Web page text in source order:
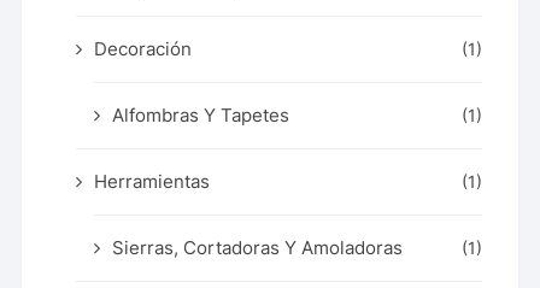
Decoración (1)
Alfombras Y Tapetes (1)
Herramientas (1)
Sierras, Cortadoras Y Amoladoras (1)